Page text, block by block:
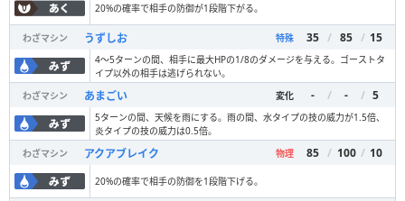
20%の確率で相手の防御が1段階下がる。
わざマシン うずしお 特殊 35 / 85 / 15
4〜5ターンの間、相手に最大HPの1/8のダメージを与える。ゴーストタ
イプ以外の相手は逃げられない。
わざマシン
あまごい 変化 - / - / 5
5ターンの間、天候を雨にする。雨の間、水タイプの技の威力が1.5倍、
炎タイプの技の威力は0.5倍。
わざマシン
アクアブレイク 物理 85 / 100 / 10
20%の確率で相手の防御を1段階下げる。